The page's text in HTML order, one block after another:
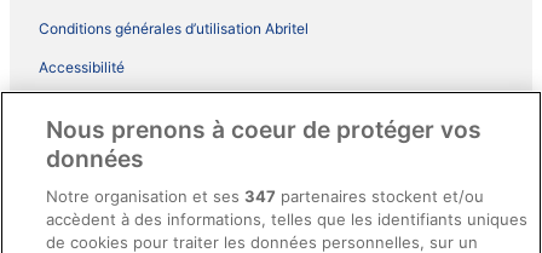
Conditions générales d’utilisation Abritel
Accessibilité
Conditions générales du programme BONUS+ d’ebookers
Directives de contenu et signalement de contenus
Nous prenons à coeur de protéger vos
données
Notre organisation et ses347 partenaires stockent et/ou
accèdent à des informations, telles que les identifiants uniques
de cookies pour traiter les données personnelles, sur un